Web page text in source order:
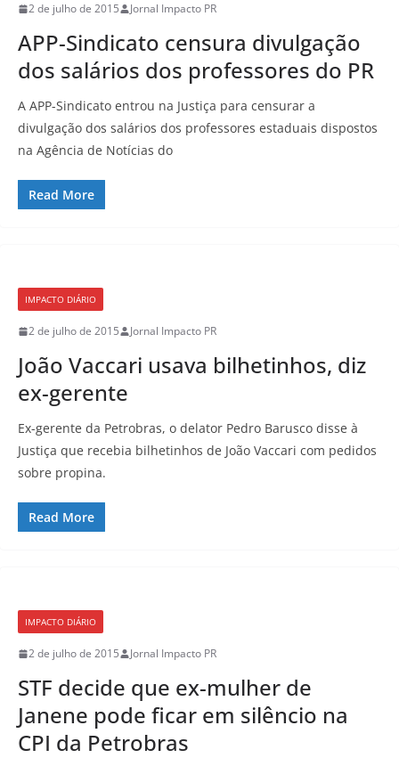
2 de julho de 2015 Jornal Impacto PR
APP-Sindicato censura divulgação
dos salários dos professores do PR
A APP-Sindicato entrou na Justiça para censurar a
divulgação dos salários dos professores estaduais dispostos
na Agência de Notícias do
Read More
IMPACTO DIÁRIO
2 de julho de 2015 Jornal Impacto PR
João Vaccari usava bilhetinhos, diz
ex-gerente
Ex-gerente da Petrobras, o delator Pedro Barusco disse à
Justiça que recebia bilhetinhos de João Vaccari com pedidos
sobre propina.
Read More
IMPACTO DIÁRIO
2 de julho de 2015 Jornal Impacto PR
STF decide que ex-mulher de
Janene pode ficar em silêncio na
CPI da Petrobras